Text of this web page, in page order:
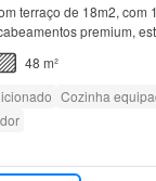
terraço de 18m2, com
premium,
48 m²
Cozinha